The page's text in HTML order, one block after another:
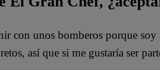
con unos bomberos porque
así que si me gustaría ser